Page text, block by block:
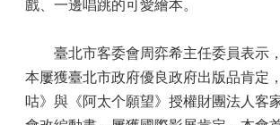
戲、一邊唱跳的可愛繪本。
臺北市客委會周弈希主任委員表示
本屢獲臺北市政府優良政府出版品肯定
咕》與《阿太个願望》授權財團法人客